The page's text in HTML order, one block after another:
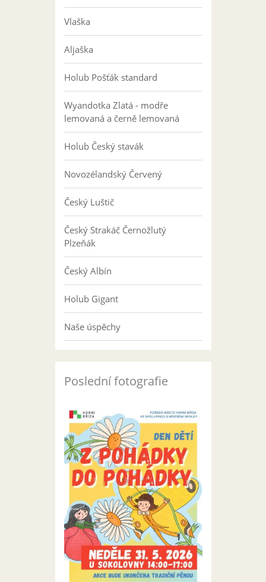
Vlaška
Aljaška
Holub Pošťák standard
Wyandotka Zlatá - modře
lemovaná a černě lemovaná
Holub Český stavák
Novozélandský Červený
Český Luštič
Český Strakáč Černožlutý
Plzeňák
Český Albín
Holub Gigant
Naše úspěchy
Poslední fotografie